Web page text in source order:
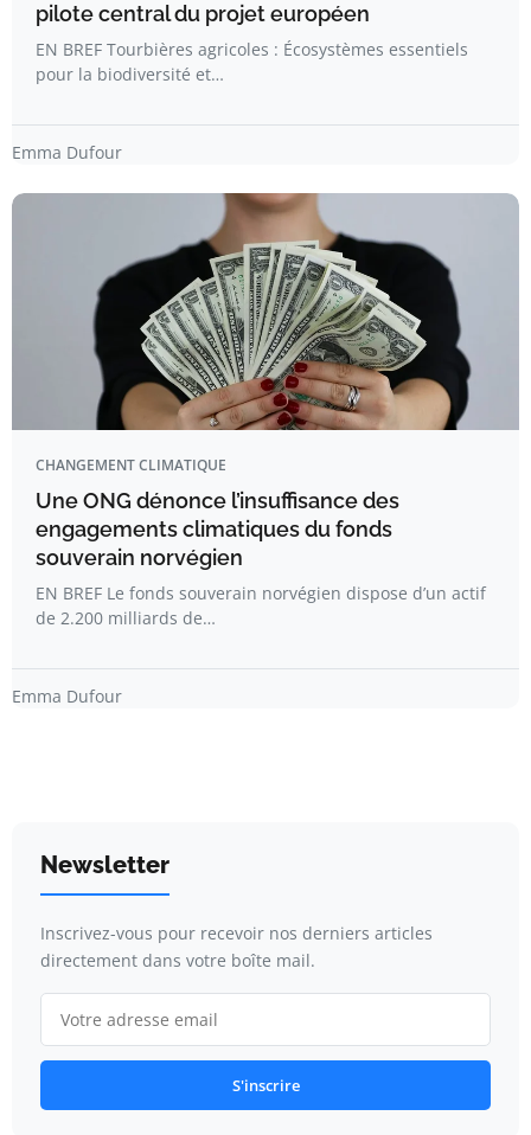
pilote central du projet européen
EN BREF Tourbières agricoles : Écosystèmes essentiels
pour la biodiversité et…
Emma Dufour
CHANGEMENT CLIMATIQUE
Une ONG dénonce l’insuffisance des
engagements climatiques du fonds
souverain norvégien
EN BREF Le fonds souverain norvégien dispose d’un actif
de 2.200 milliards de…
Emma Dufour
Newsletter
Inscrivez-vous pour recevoir nos derniers articles
directement dans votre boîte mail.
S'inscrire